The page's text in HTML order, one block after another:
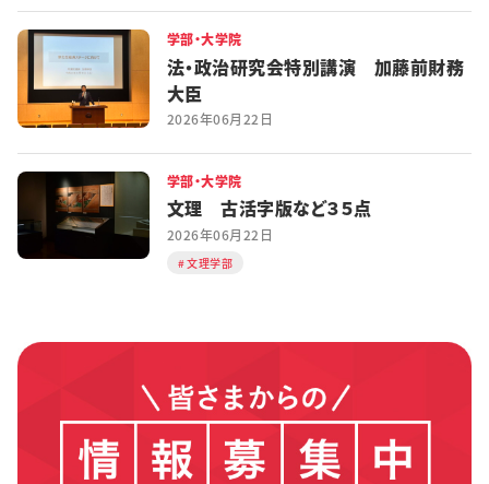
学部・大学院
法・政治研究会特別講演 加藤前財務
大臣
2026年06月22日
学部・大学院
文理 古活字版など３５点
2026年06月22日
文理学部